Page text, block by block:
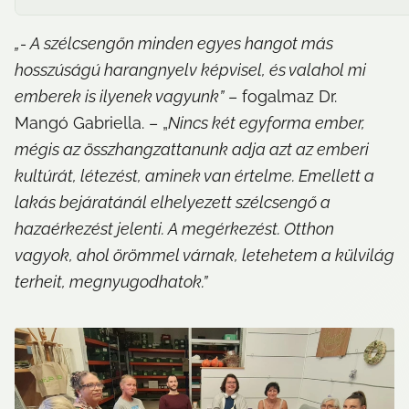
„- A szélcsengőn minden egyes hangot más
hosszúságú harangnyelv képvisel, és valahol mi
emberek is ilyenek vagyunk” – fogalmaz Dr.
Mangó Gabriella. – „Nincs két egyforma ember,
mégis az összhangzattanunk adja azt az emberi
kultúrát, létezést, aminek van értelme. Emellett a
lakás bejáratánál elhelyezett szélcsengő a
hazaérkezést jelenti. A megérkezést. Otthon
vagyok, ahol örömmel várnak, letehetem a külvilág
terheit, megnyugodhatok.”